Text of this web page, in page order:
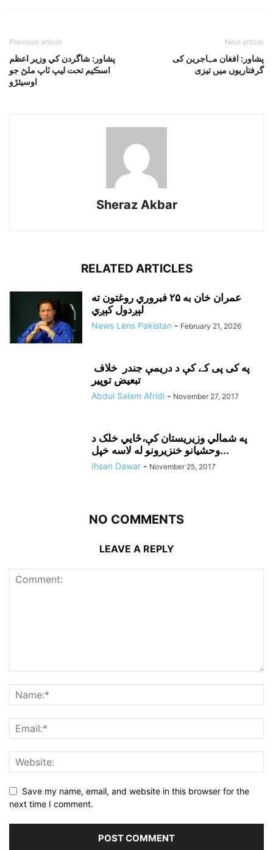
Previous article
پشاور: شاگردن کي وزير اعظم
اسڪيم تحت ليپ ٽاپ ملڻ جو
اوسيئڙو
Next article
پشاور: افغان مہاجرین کی
گرفتاریوں میں تیزی
Sheraz Akbar
RELATED ARTICLES
عمران خان به ۲۵ فبروري روغتون ته
لېږدول کېږي
News Lens Pakistan - February 21, 2026
په کی پی کے کې د دريمې جندر خلاف
تبعيض توپير
Abdul Salam Afridi - November 27, 2017
په شمالي وزيريستان کې،ځايي خلک د
وحشيانو خنزيرونو له لاسه خپل...
Ihsan Dawar - November 25, 2017
NO COMMENTS
LEAVE A REPLY
Save my name, email, and website in this browser for the
next time I comment.